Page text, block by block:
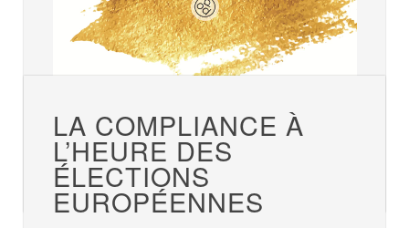
EN SAVOIR PLUS
LA COMPLIANCE À
L’HEURE DES
ÉLECTIONS
EUROPÉENNES